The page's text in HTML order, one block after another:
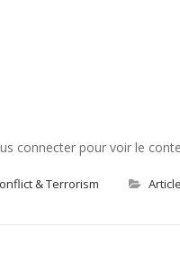
connecter pour voir le
& Terrorism